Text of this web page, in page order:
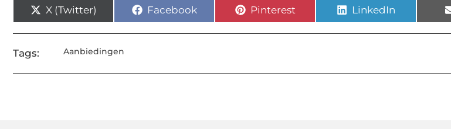
X (Twitter) Facebook Pinterest LinkedIn
Tags: Aanbiedingen